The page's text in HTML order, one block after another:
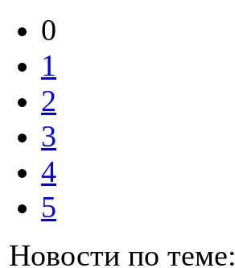
0
1
2
3
4
5
Новости по теме: